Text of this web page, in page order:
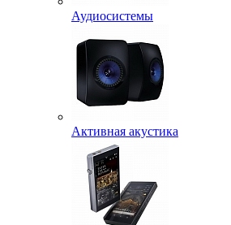
Аудиосистемы
Активная акустика